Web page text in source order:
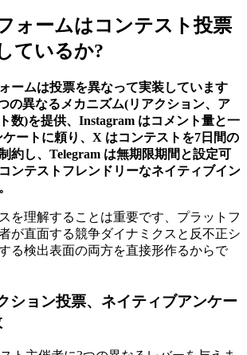
ォームはコンテスト投票
ているか?
ームは投票を異なって実装しています
の異なるメカニズム(リアクション、ア
数)を提供、Instagram はコメント量と一
ケートに頼り、X はコンテストを7日間の
約し、Telegram は無期限期間と設定可
ンテストフレンドリーなネイティブイン
を理解することは重要です、プラットフ
が直面する競争ダイナミクスと反不正シ
る検出表面の両方を直接形作るからで
ション投票、ネイティブアンケー